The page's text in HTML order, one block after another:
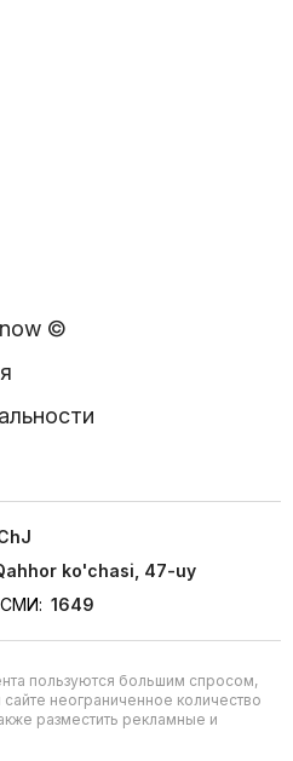
©
ko'chasi, 47-uy
СМИ: 1649
пользуются большим спросом,
неограниченное количество
разместить рекламные и